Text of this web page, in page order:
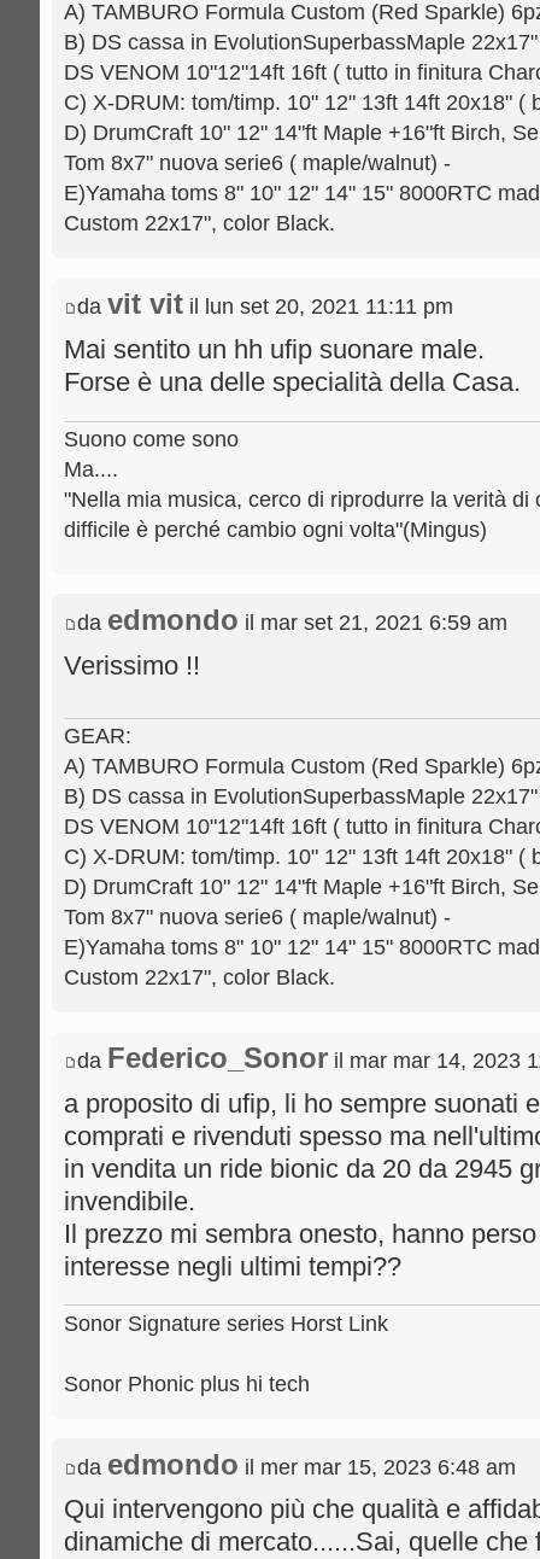
A) TAMBURO Formula Custom (Red Sparkle)
B) DS cassa in EvolutionSuperbassMaple
DS VENOM 10"12"14ft 16ft ( tutto in finitura
C) X-DRUM: tom/timp. 10" 12" 13ft 14ft 20x18" (
D) DrumCraft 10" 12" 14"ft Maple +16"ft Birch,
Tom 8x7" nuova serie6 ( maple/walnut) -
E)Yamaha toms 8" 10" 12" 14" 15" 8000RTC
Custom 22x17", color Black.
da vit vit il lun set 20, 2021 11:11 pm
Mai sentito un hh ufip suonare male.
Forse è una delle specialità della Casa.
Suono come sono
Ma....
"Nella mia musica, cerco di riprodurre la verità
difficile è perché cambio ogni volta"(Mingus)
da edmondo il mar set 21, 2021 6:59 am
Verissimo !!
GEAR:
A) TAMBURO Formula Custom (Red Sparkle)
B) DS cassa in EvolutionSuperbassMaple
DS VENOM 10"12"14ft 16ft ( tutto in finitura
C) X-DRUM: tom/timp. 10" 12" 13ft 14ft 20x18" (
D) DrumCraft 10" 12" 14"ft Maple +16"ft Birch,
Tom 8x7" nuova serie6 ( maple/walnut) -
E)Yamaha toms 8" 10" 12" 14" 15" 8000RTC
Custom 22x17", color Black.
da Federico_Sonor il mar mar 14, 2023
a proposito di ufip, li ho sempre suonati
comprati e rivenduti spesso ma
in vendita un ride bionic da 20 da 2945
invendibile.
Il prezzo mi sembra onesto, hanno
interesse negli ultimi tempi??
Sonor Signature series Horst Link
Sonor Phonic plus hi tech
da edmondo il mer mar 15, 2023 6:48 am
Qui intervengono più che qualità e
dinamiche di mercato......Sai, quelle che